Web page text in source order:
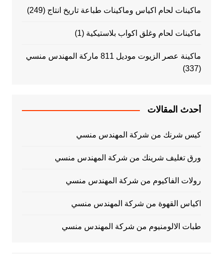
ماكينات لحام اكياس وماكينات طباعة تاريخ انتاج (249)
ماكينات لحام وغلق اكواب بلاستيكية (1)
ماكينة عصر الزيوت موديل 811 ماركة المهندس منسي
(337)
أحدث المقالات
كيس شرنك من شركة المهندس منسي
ورق تغليف شرينك من شركة المهندس منسي
رولات الفاكيوم من شركة المهندس منسي
اكياس القهوة من شركة المهندس منسي
طبات الالومنيوم من شركة المهندس منسي